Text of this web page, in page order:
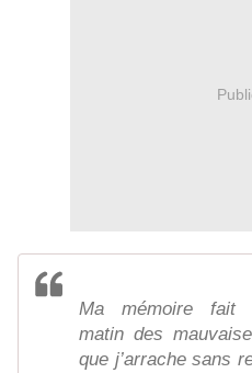
Ma mémoire fait
matin des
que j’arrache sans